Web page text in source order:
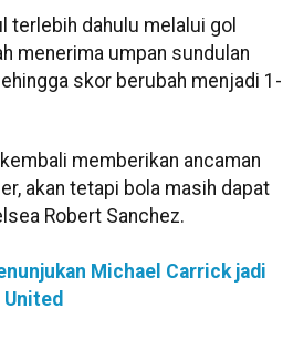
terlebih dahulu melalui gol
menerima umpan sundulan
skor berubah menjadi 1-
memberikan ancaman
akan tetapi bola masih dapat
Robert Sanchez.
Michael Carrick jadi